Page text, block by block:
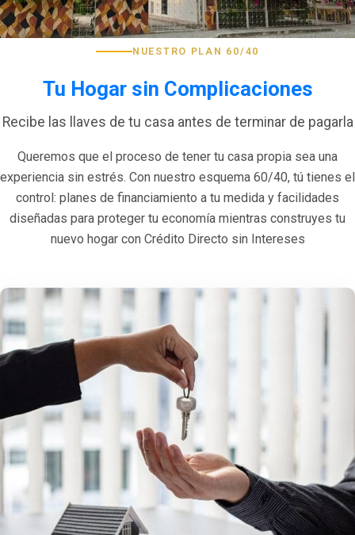
NUESTRO PLAN 60/40
Tu Hogar sin Complicaciones
Recibe las llaves de tu casa antes de terminar de pagarla
Queremos que el proceso de tener tu casa propia sea una
experiencia sin estrés. Con nuestro esquema 60/40, tú tienes el
control: planes de financiamiento a tu medida y facilidades
diseñadas para proteger tu economía mientras construyes tu
nuevo hogar con Crédito Directo sin Intereses